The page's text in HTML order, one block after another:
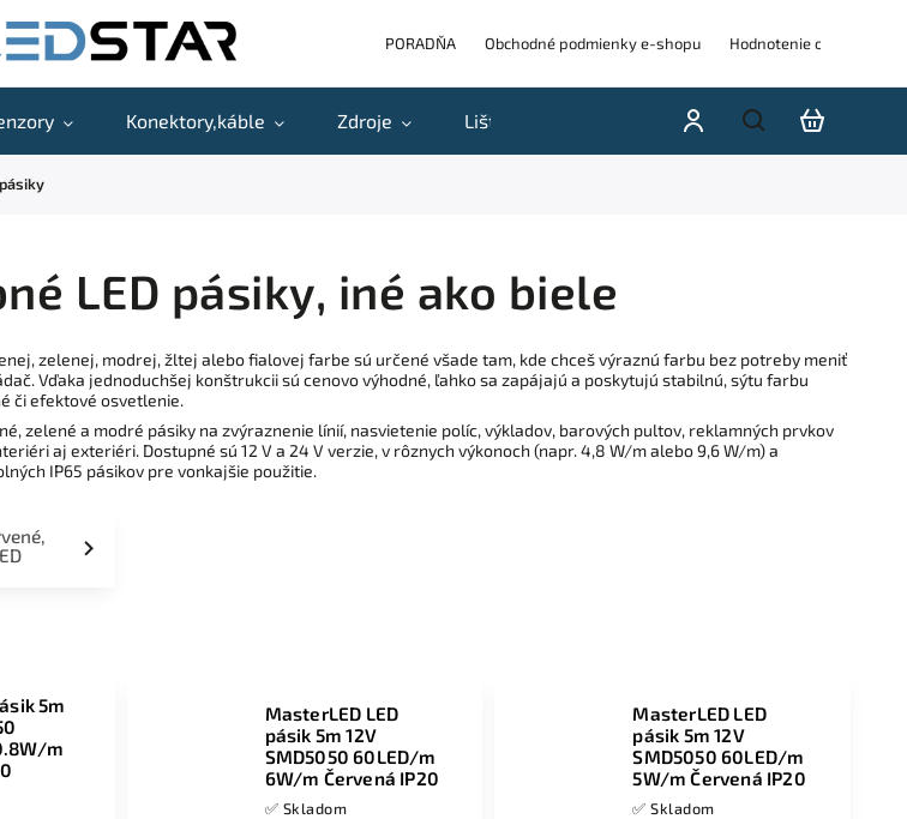
PORADŇA Obchodné podmienky e-shopu Hodnotenie obchodu
Konektory,káble Zdroje Lišty Akcie a výpredaje Blog
LED pásiky, iné ako biele
zelenej, modrej, žltej alebo fialovej farbe sú určené všade tam, kde chceš výraznú farbu bez potreby meniť
Vďaka jednoduchšej konštrukcii sú cenovo výhodné, ľahko sa zapájajú a poskytujú stabilnú, sýtu farbu
či efektové osvetlenie.
zelené a modré pásiky na zvýraznenie línií, nasvietenie políc, výkladov, barových pultov, reklamných prvkov
aj exteriéri. Dostupné sú 12 V a 24 V verzie, v rôznych výkonoch (napr. 4,8 W/m alebo 9,6 W/m) a
IP65 pásikov pre vonkajšie použitie.
5m
m
MasterLED LED
pásik 5m 12V
SMD5050 60LED/m
6W/m Červená IP20
✅ Skladom
MasterLED LED
pásik 5m 12V
SMD5050 60LED/m
5W/m Červená IP20
✅ Skladom